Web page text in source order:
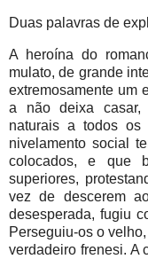
Duas palavras de
A heroína do
mulato, de grande
extremosamente um
a não deixa casar,
naturais a todos os
nivelamento social
colocados, e que
superiores,
vez de descerem
desesperada, fugiu
Perseguiu-os o
verdadeiro frenesi. A